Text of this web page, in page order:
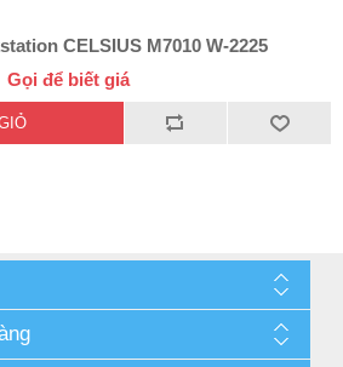
CELSIUS M7010 W-2225
Gọi để biết giá